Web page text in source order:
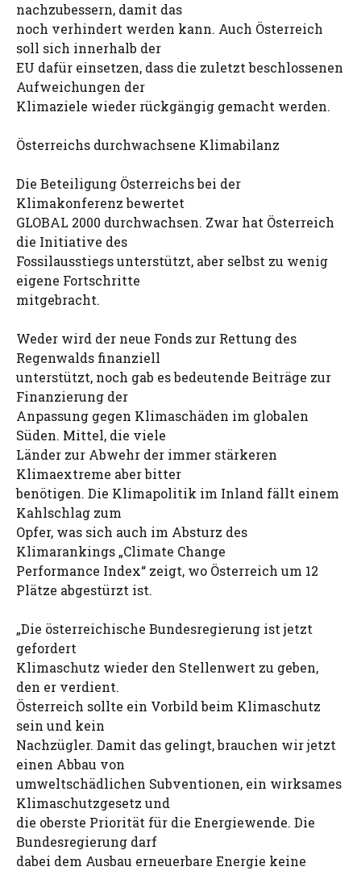
nachzubessern, damit das
noch verhindert werden kann. Auch Österreich
soll sich innerhalb der
EU dafür einsetzen, dass die zuletzt beschlossenen
Aufweichungen der
Klimaziele wieder rückgängig gemacht werden.
Österreichs durchwachsene Klimabilanz
Die Beteiligung Österreichs bei der
Klimakonferenz bewertet
GLOBAL 2000 durchwachsen. Zwar hat Österreich
die Initiative des
Fossilausstiegs unterstützt, aber selbst zu wenig
eigene Fortschritte
mitgebracht.
Weder wird der neue Fonds zur Rettung des
Regenwalds finanziell
unterstützt, noch gab es bedeutende Beiträge zur
Finanzierung der
Anpassung gegen Klimaschäden im globalen
Süden. Mittel, die viele
Länder zur Abwehr der immer stärkeren
Klimaextreme aber bitter
benötigen. Die Klimapolitik im Inland fällt einem
Kahlschlag zum
Opfer, was sich auch im Absturz des
Klimarankings „Climate Change
Performance Index“ zeigt, wo Österreich um 12
Plätze abgestürzt ist.
„Die österreichische Bundesregierung ist jetzt
gefordert
Klimaschutz wieder den Stellenwert zu geben,
den er verdient.
Österreich sollte ein Vorbild beim Klimaschutz
sein und kein
Nachzügler. Damit das gelingt, brauchen wir jetzt
einen Abbau von
umweltschädlichen Subventionen, ein wirksames
Klimaschutzgesetz und
die oberste Priorität für die Energiewende. Die
Bundesregierung darf
dabei dem Ausbau erneuerbare Energie keine